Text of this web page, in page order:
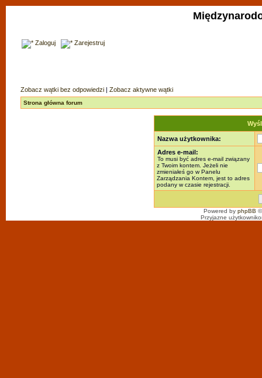
Zaloguj Zarejestruj
Zobacz wątki bez odpowiedzi | Zobacz aktywne wątki
Strona główna forum
Nazwa użytkownika:
Adres e-mail:
To musi być adres e-mail związany
z Twoim kontem. Jeżeli nie
zmieniałeś go w Panelu
Zarządzania Kontem, jest to adres
podany w czasie rejestracji.
Powered by phpBB
Przyjazne